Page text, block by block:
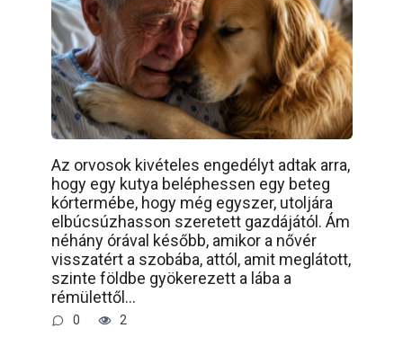
Az orvosok kivételes engedélyt adtak arra,
hogy egy kutya beléphessen egy beteg
kórtermébe, hogy még egyszer, utoljára
elbúcsúzhasson szeretett gazdájától. Ám
néhány órával később, amikor a nővér
visszatért a szobába, attól, amit meglátott,
szinte földbe gyökerezett a lába a
rémülettől…
0 2